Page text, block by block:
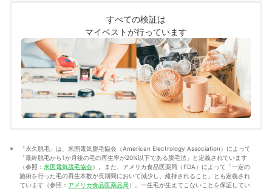
からこそ、徹底検証を通じて全ユーザーが選びやすい情
報を届ける」ことをモットーに活動している。
真田桃花のプロフィール
すべての検証は
マイベストが行っています
「永久脱毛」は、米国電気脱毛協会（American Electrology Association）によって
「最終脱毛から1か月後の毛の再生率が20%以下である脱毛法」と定義されています
（参照： 米国電気脱毛協会）。また、アメリカ食品医薬局（FDA）によって「一定の
施術を行った毛の再生本数が長期間において減少し、維持されること」とも定義され
ています（参照： アメリカ食品医薬品局）。一生毛が生えてこないことを保証してい